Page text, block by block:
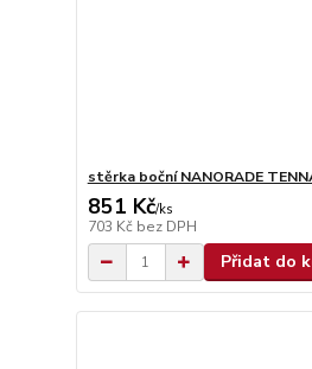
stěrka boční NANORADE
851 Kč/ks
703 Kč bez DPH
Přidat do